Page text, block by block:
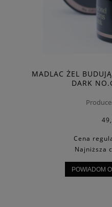
MADLAC ŻEL
DARK
Cena
Najniższa
POWIADOM